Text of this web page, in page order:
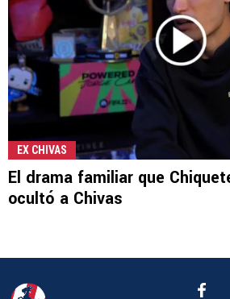
EX CHIVAS
El drama familiar que
ocultó a Chivas